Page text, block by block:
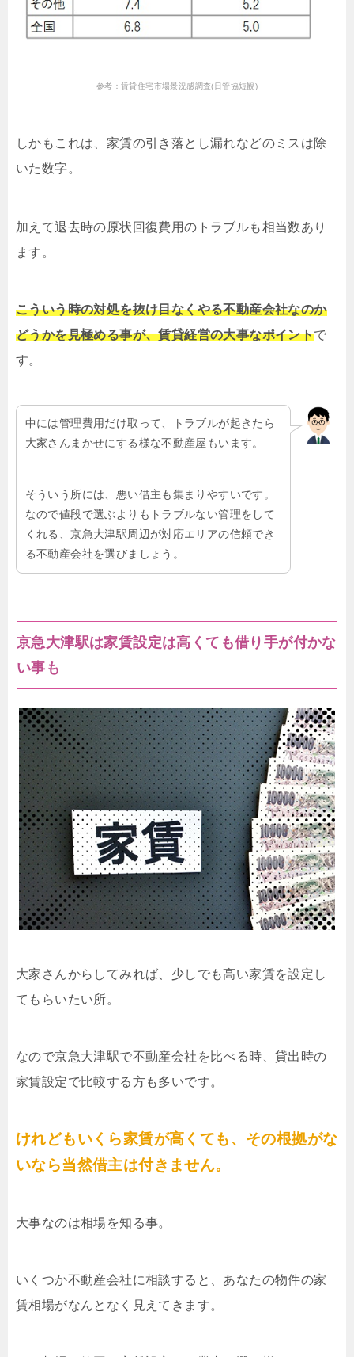
参考：賃貸住宅市場景況感調査(日管協短観)
しかもこれは、家賃の引き落とし漏れなどのミスは除
いた数字。
加えて退去時の原状回復費用のトラブルも相当数あり
ます。
こういう時の対処を抜け目なくやる不動産会社なのか
どうかを見極める事が、賃貸経営の大事なポイントで
す。
中には管理費用だけ取って、トラブルが起きたら
大家さんまかせにする様な不動産屋もいます。
そういう所には、悪い借主も集まりやすいです。
なので値段で選ぶよりもトラブルない管理をして
くれる、京急大津駅周辺が対応エリアの信頼でき
る不動産会社を選びましょう。
京急大津駅は家賃設定は高くても借り手が付かな
い事も
大家さんからしてみれば、少しでも高い家賃を設定し
てもらいたい所。
なので京急大津駅で不動産会社を比べる時、貸出時の
家賃設定で比較する方も多いです。
けれどもいくら家賃が高くても、その根拠がな
いなら当然借主は付きません。
大事なのは相場を知る事。
いくつか不動産会社に相談すると、あなたの物件の家
賃相場がなんとなく見えてきます。